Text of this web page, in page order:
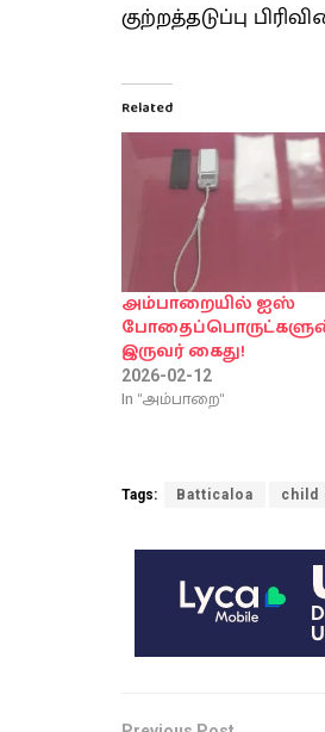
குற்றத்தடுப்பு
Related
அம்பாறையில் ஐஸ்
இருவர் கைது!
2026-02-12
In "அம்பாறை"
Tags: Batticaloa child